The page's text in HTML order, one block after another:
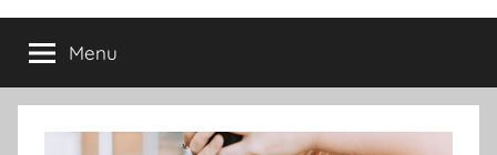
musculation
&
Menu